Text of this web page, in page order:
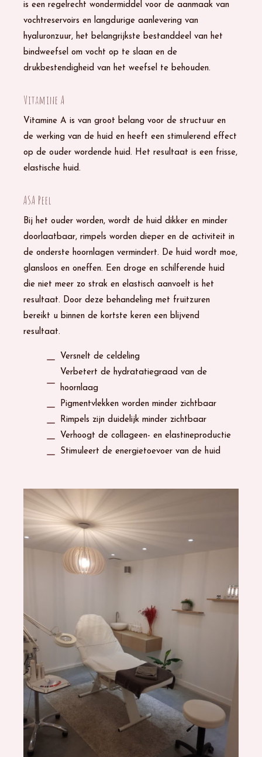
is een regelrecht wondermiddel voor de aanmaak van
vochtreservoirs en langdurige aanlevering van
hyaluronzuur, het belangrijkste bestanddeel van het
bindweefsel om vocht op te slaan en de
drukbestendigheid van het weefsel te behouden.
Vitamine A
Vitamine A is van groot belang voor de structuur en
de werking van de huid en heeft een stimulerend effect
op de ouder wordende huid. Het resultaat is een frisse,
elastische huid.
ASA Peel
Bij het ouder worden, wordt de huid dikker en minder
doorlaatbaar, rimpels worden dieper en de activiteit in
de onderste hoornlagen vermindert. De huid wordt moe,
glansloos en oneffen. Een droge en schilferende huid
die niet meer zo strak en elastisch aanvoelt is het
resultaat. Door deze behandeling met fruitzuren
bereikt u binnen de kortste keren een blijvend
resultaat.
Versnelt de celdeling
Verbetert de hydratatiegraad van de
hoornlaag
Pigmentvlekken worden minder zichtbaar
Rimpels zijn duidelijk minder zichtbaar
Verhoogt de collageen- en elastineproductie
Stimuleert de energietoevoer van de huid